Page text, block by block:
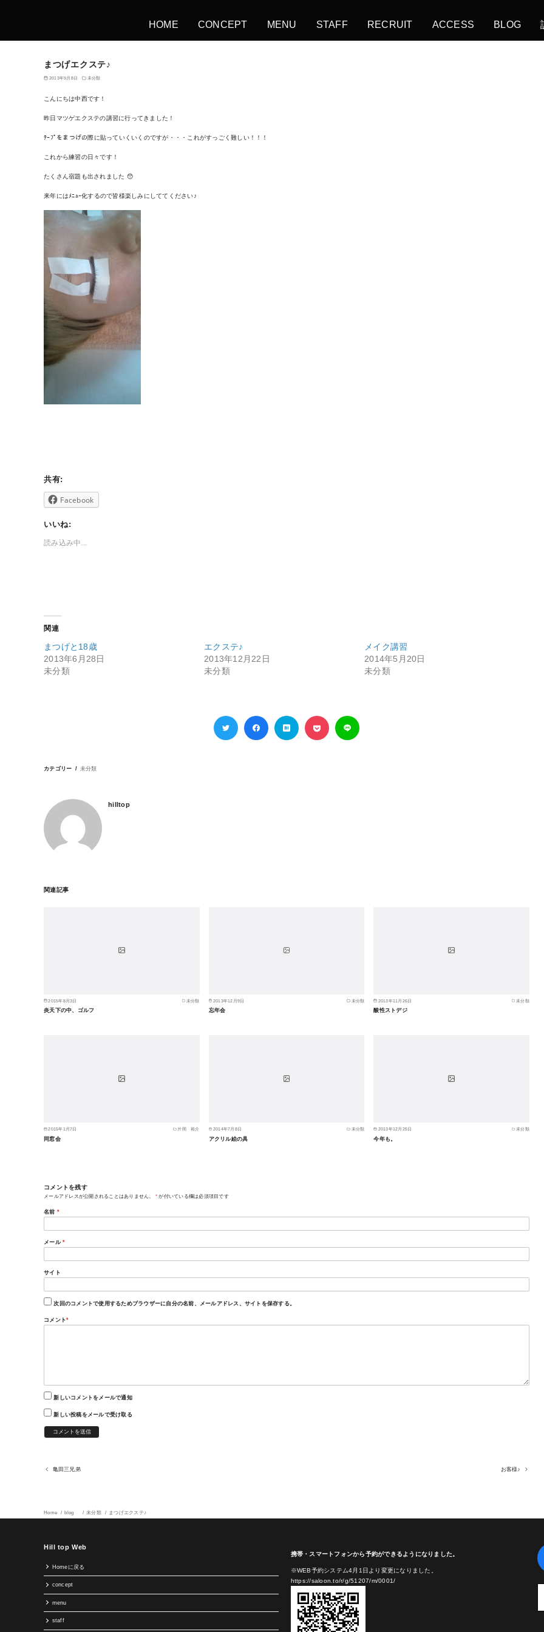
HOME CONCEPT MENU STAFF RECRUIT ACCESS BLOG
まつげエクステ♪
2013年9月8日 未分類
こんにちは中西です！
昨日マツゲエクステの講習に行ってきました！
ﾃｰﾌﾟをまつげの際に貼っていくいくのですが・・・これがすっごく難しい！！！
これから練習の日々です！
たくさん宿題も出されました 😯
来年にはﾒﾆｭｰ化するので皆様楽しみにしててください♪
共有:
Facebook
いいね:
読み込み中...
関連
まつげと18歳
2013年6月28日
未分類
エクステ♪
2013年12月22日
未分類
メイク講習
2014年5月20日
未分類
カテゴリー 未分類
hilltop
関連記事
2015年8月3日 未分類
炎天下の中、ゴルフ
2013年12月9日 未分類
忘年会
2013年11月26日 未分類
酸性ストデジ
2015年1月7日 片岡 裕介
同窓会
2014年7月8日 未分類
アクリル絵の具
2013年12月25日 未分類
今年も。
コメントを残す
メールアドレスが公開されることはありません。 * が付いている欄は必須項目です
名前 *
メール *
サイト
次回のコメントで使用するためブラウザーに自分の名前、メールアドレス、サイトを保存する。
コメント*
新しいコメントをメールで通知
新しい投稿をメールで受け取る
亀田三兄弟 お客様♪
Home blog 未分類 まつげエクステ♪
Hill top Web
Homeに戻る
concept
menu
staff
携帯・スマートフォンから予約ができるようになりました。
※WEB予約システム4月1日より変更になりました。
https://saloon.to/r/g/51207/m/0001/